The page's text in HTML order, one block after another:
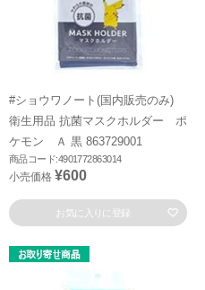
#ショウワノート(国内販売のみ)
衛生用品 抗菌マスクホルダー ポ
ケモン Ａ 黒 863729001
商品コード:4901772863014
小売価格 ¥600
お気に入りに登録